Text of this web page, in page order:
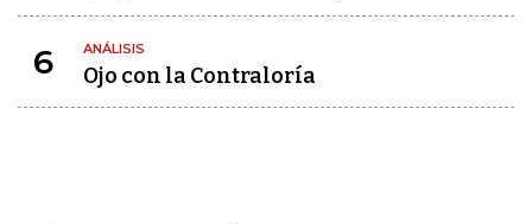
6 ANÁLISIS
Ojo con la Contraloría